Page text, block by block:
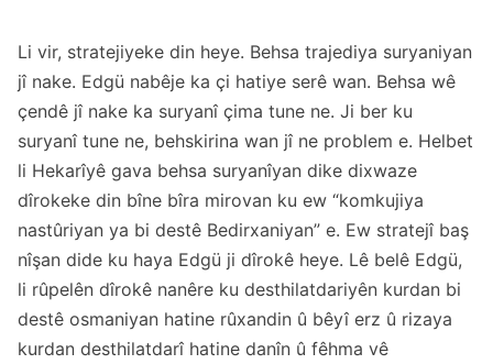
Li vir, stratejiyeke din heye. Behsa trajediya suryaniyan
jî nake. Edgü nabêje ka çi hatiye serê wan. Behsa wê
çendê jî nake ka suryanî çima tune ne. Ji ber ku
suryanî tune ne, behskirina wan jî ne problem e. Helbet
li Hekarîyê gava behsa suryanîyan dike dixwaze
dîrokeke din bîne bîra mirovan ku ew “komkujiya
nastûriyan ya bi destê Bedirxaniyan” e. Ew stratejî baş
nîşan dide ku haya Edgü ji dîrokê heye. Lê belê Edgü,
li rûpelên dîrokê nanêre ku desthilatdariyên kurdan bi
destê osmaniyan hatine rûxandin û bêyî erz û rizaya
kurdan desthilatdarî hatine danîn û fêhma vê